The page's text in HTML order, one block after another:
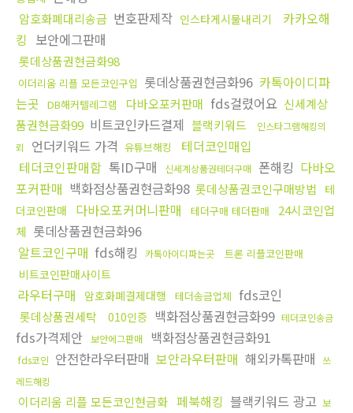
암호화폐대리송금 번호판제작 인스타게시물내리기
카카오해
킹 보안에그판매
롯데상품권현금화98
이더리움 리플 모든코인구입 롯데상품권현금화96 카톡아이디파
는곳 DB해커텔레그램 다바오포커판매 fds걸렸어요 신세계상
품권현금화99 비트코인카드결제 블랙키워드
인스타그램해킹의
뢰
언더키워드 가격 유튜브해킹
테더코인매입
테더코인판매함 톡ID구매 신세계상품권테더구매 폰해킹 다바오
포커판매 백화점상품권현금화98 롯데상품권코인구매방법 테
더코인판매
다바오포커머니판매 테더구매 테더판매
24시코인업
체 롯데상품권현금화96
알트코인구매 fds해킹 카톡아이디파는곳 트론 리플코인판매
비트코인판매사이트
라우터구매 암호화폐결제대행 테더송금업체 fds코인
롯데상품권세탁 010인증 백화점상품권현금화99 테더코인송금
fds가격제안 보안에그판매 백화점상품권현금화91
fds코인 안전한라우터판매 보안라우터판매 해외카톡판매
쓰
레드해킹
이더리움 리플 모든코인현금화 페북해킹 블랙키워드 광고 보